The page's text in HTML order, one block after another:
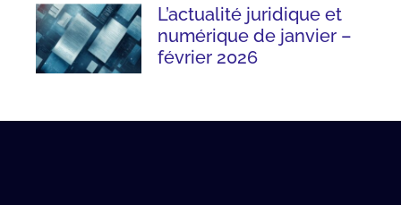
L’actualité juridique et
numérique de janvier –
février 2026